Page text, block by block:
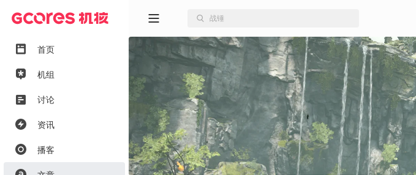
首页
机组
讨论
资讯
播客